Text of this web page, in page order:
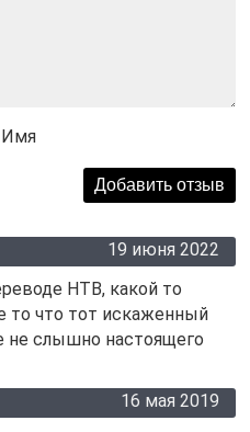
Имя
19 июня 2022
НТВ, какой то
то что тот искаженный
не слышно настоящего
16 мая 2019